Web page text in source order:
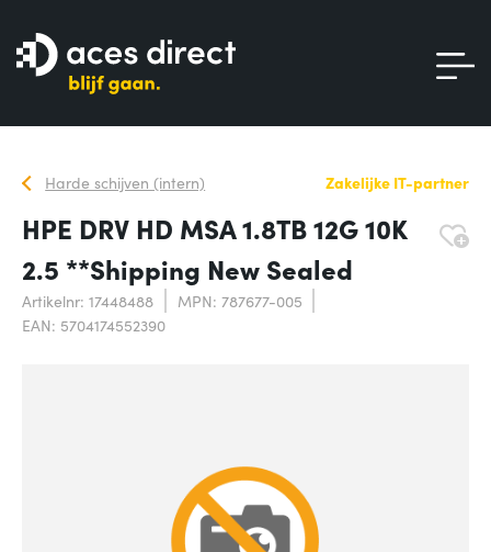
Harde schijven (intern) Zakelijke IT-partner
HPE DRV HD MSA 1.8TB 12G 10K
2.5 **Shipping New Sealed
Artikelnr: 17448488
MPN: 787677-005
EAN: 5704174552390